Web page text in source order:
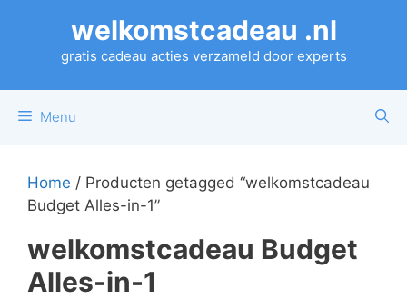
welkomstcadeau .nl
gratis cadeau acties verzameld door experts
Menu
Home / Producten getagged “welkomstcadeau
Budget Alles-in-1”
welkomstcadeau Budget
Alles-in-1